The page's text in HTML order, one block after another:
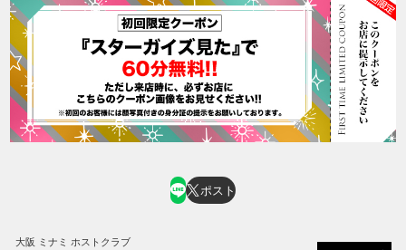
ポスト
大阪 ミナミ ホストクラブ